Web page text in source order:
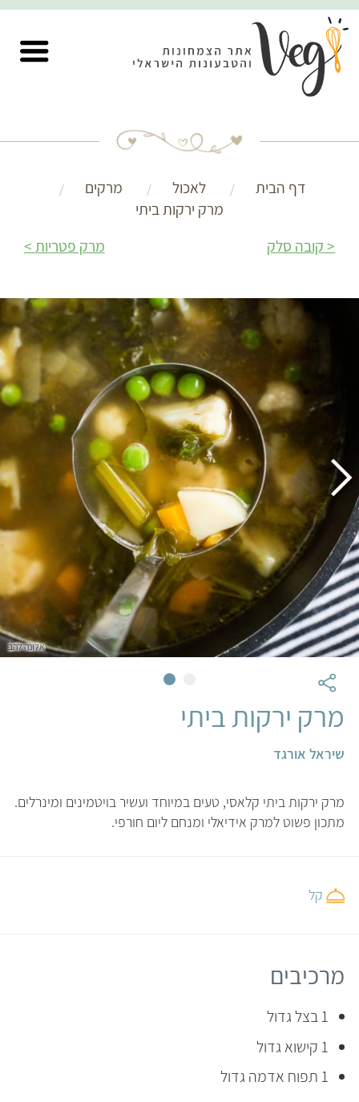
דף הבית לאכול
מרקים
מרק ירקות ביתי
קובה סלק
מרק פטריות
אלונה להב
מרק ירקות ביתי
שיראל אורגד
מרק ירקות ביתי קלאסי, טעים במיוחד ועשיר בויטמינים ומינרלים.
מתכון פשוט למרק אידיאלי ומנחם ליום חורפי.
קל
מרכיבים
1 בצל גדול
1 קישוא גדול
1 תפוח אדמה גדול